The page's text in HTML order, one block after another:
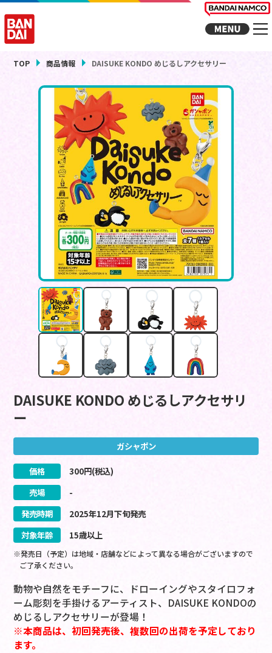
TOP 商品情報 DAISUKE KONDO めじるしアクセサリー
DAISUKE KONDO めじるしアクセサリ
ー
ガシャポン
価格 300円(税込)
売場
-
発売時期
2025年12月下旬発売
対象年齢
15歳以上
※発売日（予定）は地域・店舗などによって異なる場合がございますので
ご了承ください。
動物や自然をモチーフに、ドローイングやスタイロフォ
ーム彫刻を手掛けるアーティスト、DAISUKE KONDOの
めじるしアクセサリーが登場！
※本商品は、初回発売後、複数回の出荷を予定しており
ます。